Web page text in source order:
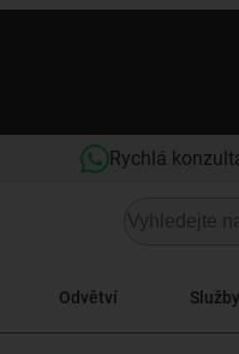
Rychlá
Odvětví Služby